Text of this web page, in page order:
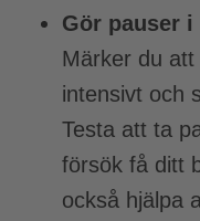
Gör pauser
Märker du att
intensivt och
Testa att ta
försök få ditt
också hjälpa